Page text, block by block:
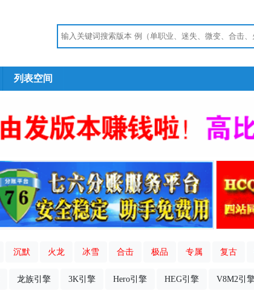
列表空间
沉默 火龙 冰雪 合击 极品 专属 复古
龙族引擎 3K引擎 Hero引擎 HEG引擎 V8M2引